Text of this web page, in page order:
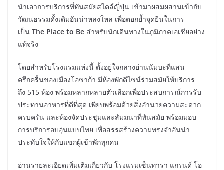
นำเอาการบริการที่ทันสมัยสไตล์ญี่ปุ่น เข้ามาผสมผสานเข้ากับ
วัฒนธรรมดั้งเดิมอันน่าหลงใหล เพื่อตอกย้ำจุดยืนในการ
เป็น The Place to Be สำหรับนักเดินทางในภูมิภาคเอเชียอย่าง
แท้จริง
โดยสำหรับโรงแรมแห่งนี้ ตั้งอยู่ใจกลางย่านนัมบะที่แสน
ครึกครื้นของเมืองโอซาก้า มีห้องพักดีไซน์ร่วมสมัยให้บริการ
ถึง 515 ห้อง พร้อมหลากหลายตัวเลือกเพื่อประสบการณ์การรับ
ประทานอาหารที่ดีที่สุด เพียบพร้อมด้วยสิ่งอำนวยความสะดวก
ครบครัน และห้องจัดประชุมและสัมมนาที่ทันสมัย พร้อมมอบ
การบริการอบอุ่นแบบไทย เพื่อสรรสร้างความทรงจำอันน่า
ประทับใจให้กับแขกผู้เข้าพักทุกคน
อ่านรายละเอียดเพิ่มเติมเกี่ยวกับ โรงแรมเซ็นทารา แกรนด์ โอ